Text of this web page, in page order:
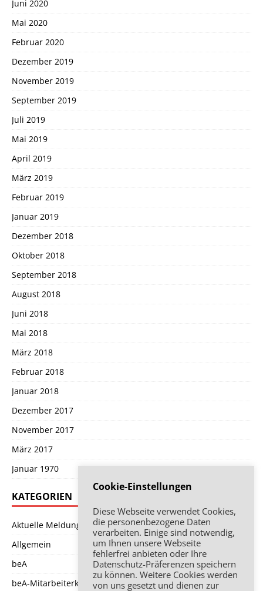
Juni 2020
Mai 2020
Februar 2020
Dezember 2019
November 2019
September 2019
Juli 2019
Mai 2019
April 2019
März 2019
Februar 2019
Januar 2019
Dezember 2018
Oktober 2018
September 2018
August 2018
Juni 2018
Mai 2018
März 2018
Februar 2018
Januar 2018
Dezember 2017
November 2017
März 2017
Januar 1970
KATEGORIEN
Aktuelle Meldung
Allgemein
beA
beA-Mitarbeiterkarte
Cookie-Einstellungen
Diese Webseite verwendet Cookies,
die personenbezogene Daten
verarbeiten. Einige sind notwendig,
um Ihnen unsere Webseite
fehlerfrei anbieten oder Ihre
Datenschutz-Präferenzen speichern
zu können. Weitere Cookies werden
von uns gesetzt und dienen zur